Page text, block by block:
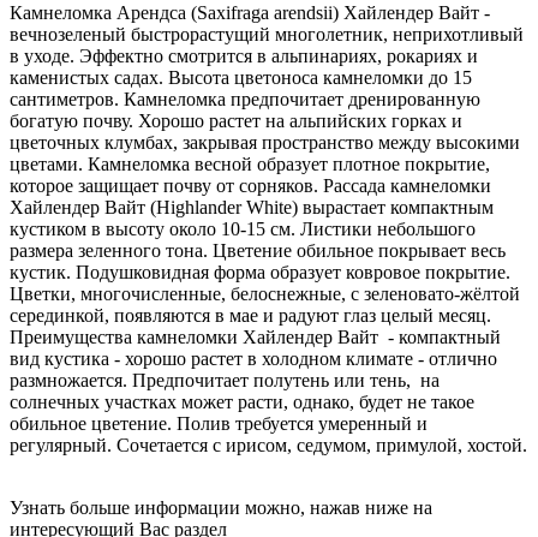
Камнеломка Арендса (Saxifraga arendsii) Хайлендер Вайт -
вечнозеленый быстрорастущий многолетник, неприхотливый
в уходе. Эффектно смотрится в альпинариях, рокариях и
каменистых садах. Высота цветоноса камнеломки до 15
сантиметров. Камнеломка предпочитает дренированную
богатую почву. Хорошо растет на альпийских горках и
цветочных клумбах, закрывая пространство между высокими
цветами. Камнеломка весной образует плотное покрытие,
которое защищает почву от сорняков. Рассада камнеломки
Хайлендер Вайт (Highlander White) вырастает компактным
кустиком в высоту около 10-15 см. Листики небольшого
размера зеленного тона. Цветение обильное покрывает весь
кустик. Подушковидная форма образует ковровое покрытие.
Цветки, многочисленные, белоснежные, с зеленовато-жёлтой
серединкой, появляются в мае и радуют глаз целый месяц.
Преимущества камнеломки Хайлендер Вайт - компактный
вид кустика - хорошо растет в холодном климате - отлично
размножается. Предпочитает полутень или тень, на
солнечных участках может расти, однако, будет не такое
обильное цветение. Полив требуется умеренный и
регулярный. Сочетается с ирисом, седумом, примулой, хостой.
Узнать больше информации можно, нажав ниже на
интересующий Вас раздел